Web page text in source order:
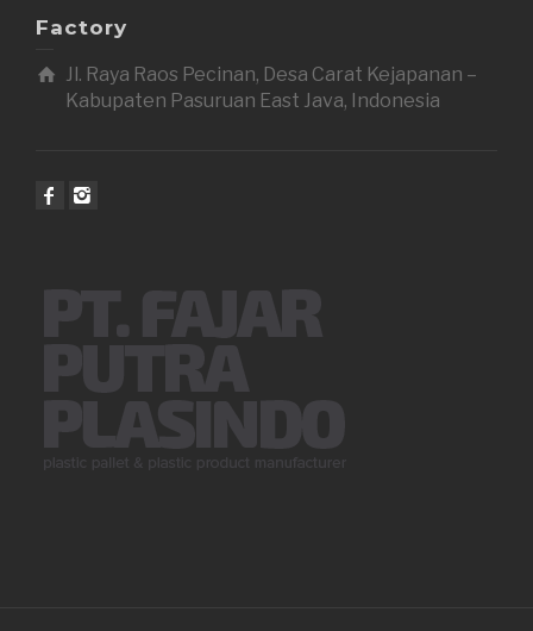
Factory
Jl. Raya Raos Pecinan, Desa Carat Kejapanan –
Kabupaten Pasuruan East Java, Indonesia